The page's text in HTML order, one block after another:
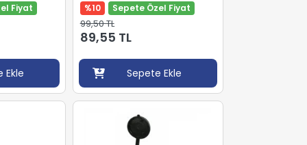
Fiyat
Ekle
%10 Sepete Özel Fiyat
99,50 TL
89,55 TL
Sepete Ekle